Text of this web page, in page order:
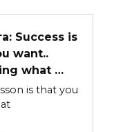
Success is
want..
what …
is that you